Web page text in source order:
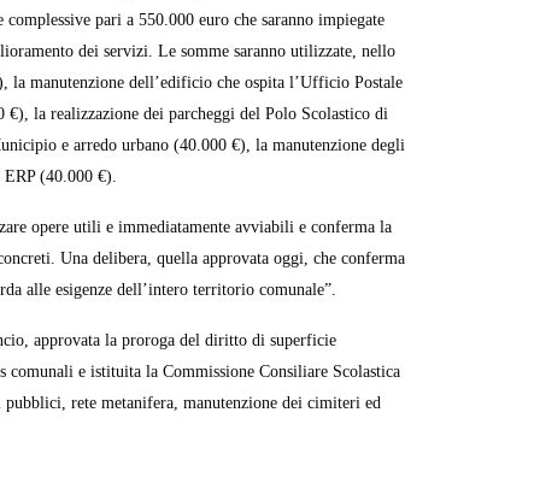
pari a 550.000 euro che saranno impiegate
dei servizi. Le somme saranno utilizzate, nello
manutenzione dell’edificio che ospita l’Ufficio Postale
la realizzazione dei parcheggi del Polo Scolastico di
e arredo urbano (40.000 €), la manutenzione degli
(40.000 €).
opere utili e immediatamente avviabili e conferma la
Una delibera, quella approvata oggi, che conferma
alle esigenze dell’intero territorio comunale”.
approvata la proroga del diritto di superficie
e istituita la Commissione Consiliare Scolastica
rete metanifera, manutenzione dei cimiteri ed